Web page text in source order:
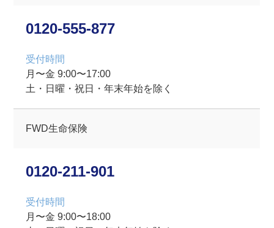
0120-555-877
受付時間
⽉〜⾦ 9:00〜17:00
土・日曜・祝⽇・年末年始を除く
FWD生命保険
0120-211-901
受付時間
⽉〜⾦ 9:00〜18:00